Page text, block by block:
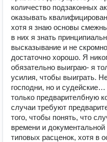
количество подзаконных
оказывать
хотя я знаю основы
в них я знать
высказывание и не
достаточно хорошо. Я
обязательно выиграю- я
усилия, чтобы выиграть.
господни, но и
только предварителбную
случаи требуют
того, чтобы понять, что
времени и
типовых расценок, хотя в